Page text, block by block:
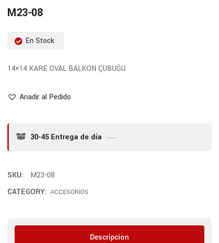
M23-08
En Stock
14×14 KARE OVAL BALKON ÇUBUĞU
Anadir al Pedido
30-45 Entrega de día
SKU:
M23-08
CATEGORY: ACCESORİOS
Descripcion